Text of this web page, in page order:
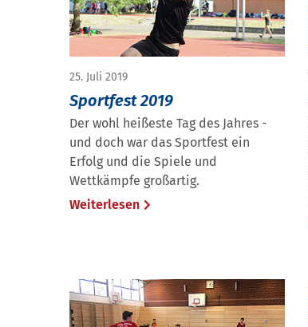
25. Juli 2019
Sportfest 2019
Der wohl heißeste Tag des Jahres -
und doch war das Sportfest ein
Erfolg und die Spiele und
Wettkämpfe großartig.
Weiterlesen